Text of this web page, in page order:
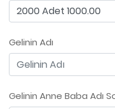
Gelinin Adı
Gelinin Anne Baba Adı